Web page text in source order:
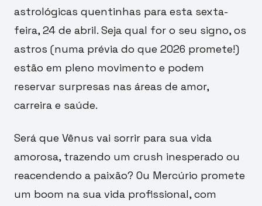
astrológicas quentinhas para esta sexta-
feira, 24 de abril. Seja qual for o seu signo, os
astros (numa prévia do que 2026 promete!)
estão em pleno movimento e podem
reservar surpresas nas áreas de amor,
carreira e saúde.
Será que Vênus vai sorrir para sua vida
amorosa, trazendo um crush inesperado ou
reacendendo a paixão? Ou Mercúrio promete
um boom na sua vida profissional, com